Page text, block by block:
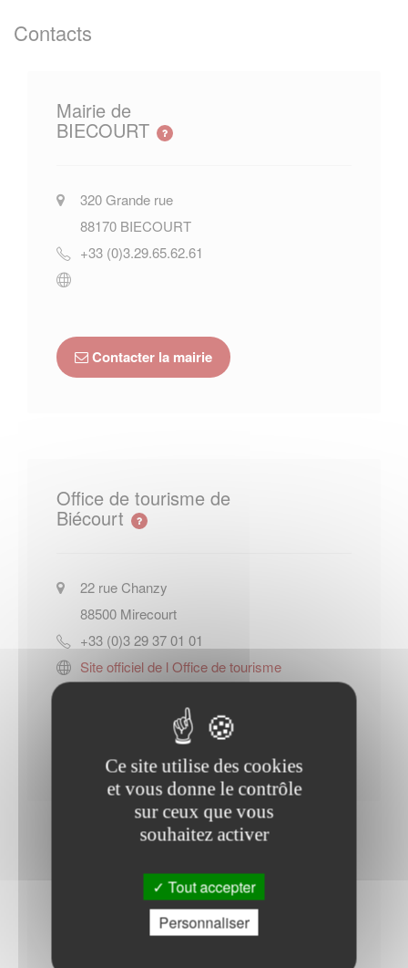
Contacts
Mairie de
BIECOURT
320 Grande rue
88170 BIECOURT
+33 (0)3.29.65.62.61
Contacter la mairie
Office de tourisme de
Biécourt
22 rue Chanzy
88500 Mirecourt
+33 (0)3 29 37 01 01
Site officiel de l Office de tourisme
de Biécourt
Contacter l'office de tourisme
Horaires Mairie
Ce site utilise des cookies
et vous donne le contrôle
sur ceux que vous
souhaitez activer
Tout accepter
Personnaliser